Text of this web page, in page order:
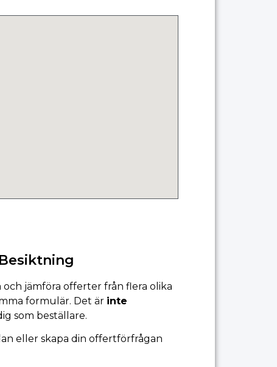
och jämföra offerter från flera olika
formulär. Det är inte
som beställare.
eller skapa din offertförfrågan